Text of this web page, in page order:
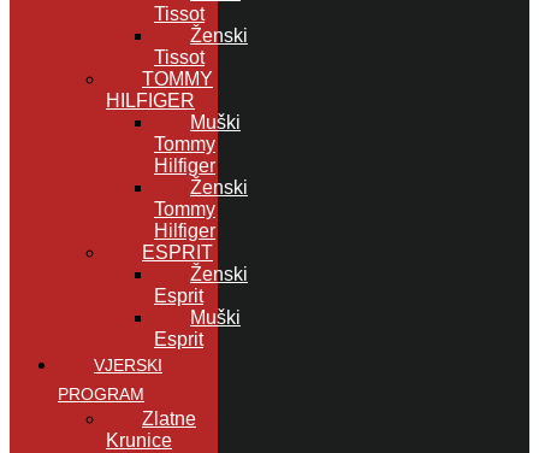
Tissot
Ženski
Tissot
TOMMY
HILFIGER
Muški
Tommy
Hilfiger
Ženski
Tommy
Hilfiger
ESPRIT
Ženski
Esprit
Muški
Esprit
VJERSKI
PROGRAM
Zlatne
Krunice